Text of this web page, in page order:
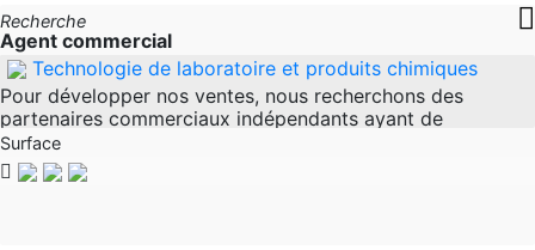
Recherche
Agent commercial
Technologie de laboratoire et produits chimiques
Pour développer nos ventes, nous recherchons des
partenaires commerciaux indépendants ayant de
l’expérience dans le secteur des laboratoires ou industriel.
Concentrez-vous sur
Surface